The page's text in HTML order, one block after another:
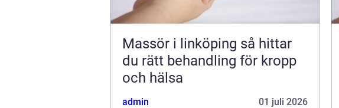
Massör i linköping så hittar
du rätt behandling för kropp
och hälsa
admin 01 juli 2026